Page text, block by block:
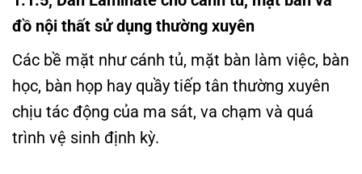
đồ nội thất sử dụng thường xuyên
Các bề mặt như cánh tủ, mặt bàn làm việc, bàn
học, bàn họp hay quầy tiếp tân thường xuyên
chịu tác động của ma sát, va chạm và quá
trình vệ sinh định kỳ.